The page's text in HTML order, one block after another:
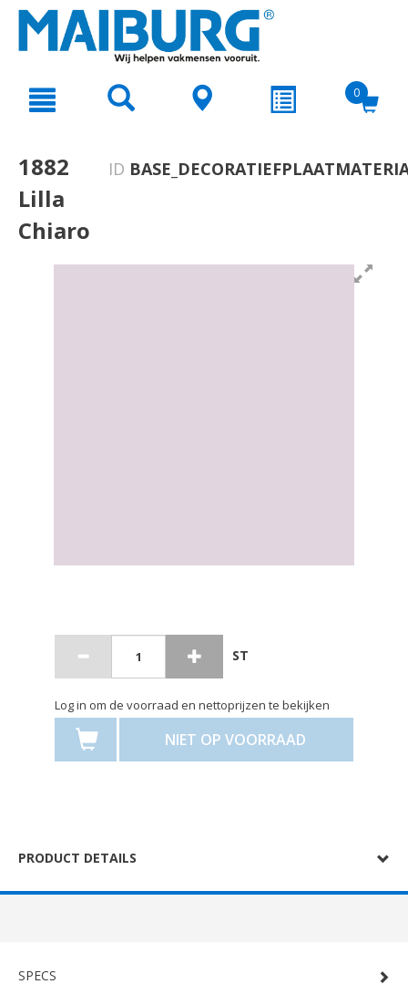
text.skipToNavigation
0
1882
Lilla
Chiaro
ID
ST
Log in om de voorraad en nettoprijzen te bekijken
NIET OP VOORRAAD
PRODUCT DETAILS
SPECS